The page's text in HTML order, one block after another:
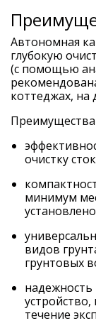
Автономная
глубокую
(с помощью
коттеджах, на
Преимущества
очистку
минимум
видов
грунтовых
течение